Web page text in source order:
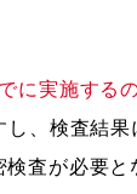
に実施する
、検査結果
査が必要と